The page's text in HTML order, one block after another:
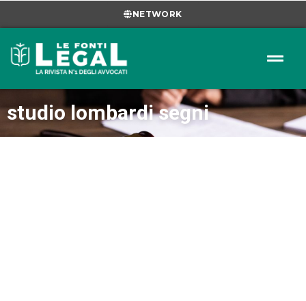
NETWORK
studio lombardi segni